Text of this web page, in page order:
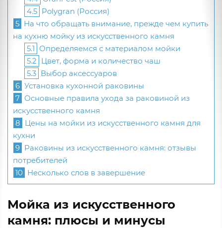
4.5 Polygran (Россия)
5 На что обращать внимание, прежде чем купить
на кухню мойку из искусственного камня
5.1 Определяемся с материалом мойки
5.2 Цвет, форма и количество чаш
5.3 Выбор аксессуаров
6 Установка кухонной раковины
7 Основные правила ухода за раковиной из
искусственного камня
8 Цены на мойки из искусственного камня для
кухни
9 Раковины из искусственного камня: отзывы
потребителей
10 Несколько слов в завершение
Мойка из искусственного
камня: плюсы и минусы